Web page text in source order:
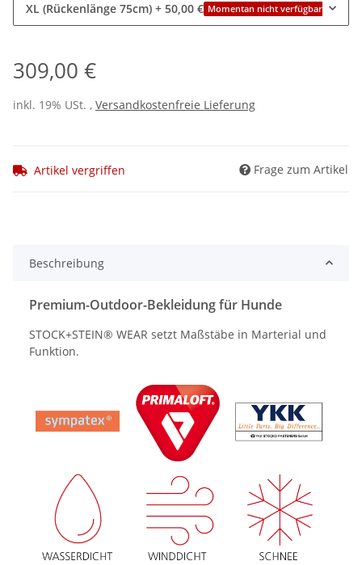
XL (Rückenlänge 75cm) + 50,00 € Momentan nicht verfügbar
309,00 €
inkl. 19% USt. , Versandkostenfreie Lieferung
Artikel vergriffen Frage zum Artikel
Beschreibung
Premium-Outdoor-Bekleidung für Hunde
STOCK+STEIN® WEAR setzt Maßstäbe in Marterial und
Funktion.